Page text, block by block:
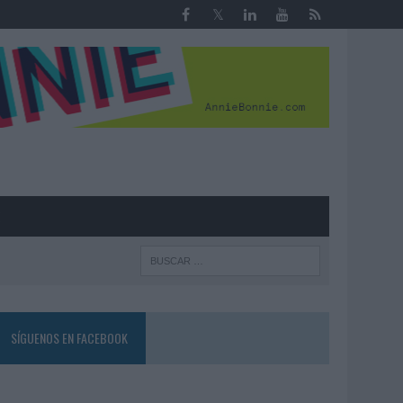
SÍGUENOS EN FACEBOOK